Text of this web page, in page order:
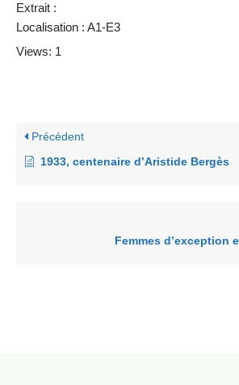
Extrait :
Localisation : A1-E3
Views: 1
Précédent
1933, centenaire d’Aristide Bergès
Femmes d’exception